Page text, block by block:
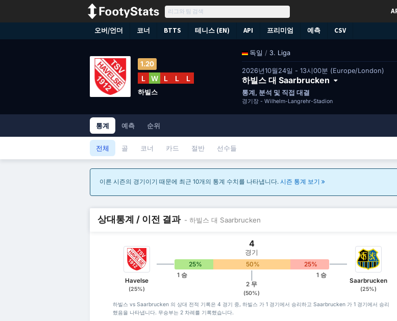
오버/언더 코너 BTTS 테니스 (EN) API 프리미엄 예측 CSV
독일 / 3. Liga
2026년10월24일 - 13시00분 (Europe/London)
하빌스 대 Saarbrucken
통계, 분석 및 직접 대결
경기장 - Wilhelm-Langrehr-Stadion
1.20
L W L L L
하빌스
통계 예측 순위
전체 골 코너 카드 절반 선수들
이른 시즌의 경기이기 때문에 최근 10개의 통계 수치를 나타냅니다. 시즌 통계 보기
상대통계 / 이전 결과 - 하빌스 대 Saarbrucken
Havelse
(25%)
4
경기
25% 50% 25%
1 승
2 무
(50%)
1 승
Saarbrucken
(25%)
하빌스 vs Saarbrucken 의 상대 전적 기록은 4 경기 중, 하빌스 가 1 경기에서 승리하고 Saarbrucken 가 1 경기에서 승리
했음을 나타냅니다. 무승부는 2 차례를 기록했습니다.